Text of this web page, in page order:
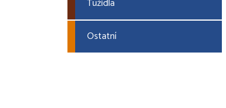
Tužidla
Ostatní